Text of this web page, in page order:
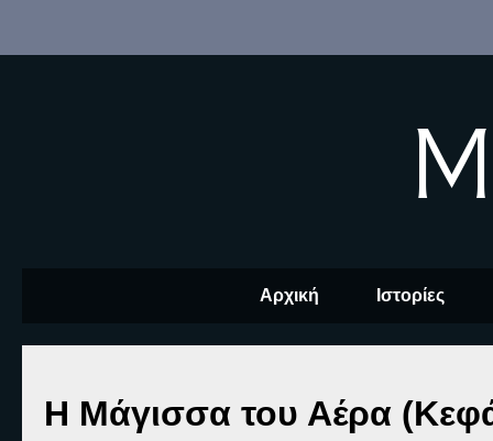
Αρχική Ιστορίες
Η Μάγισσα του Αέρα